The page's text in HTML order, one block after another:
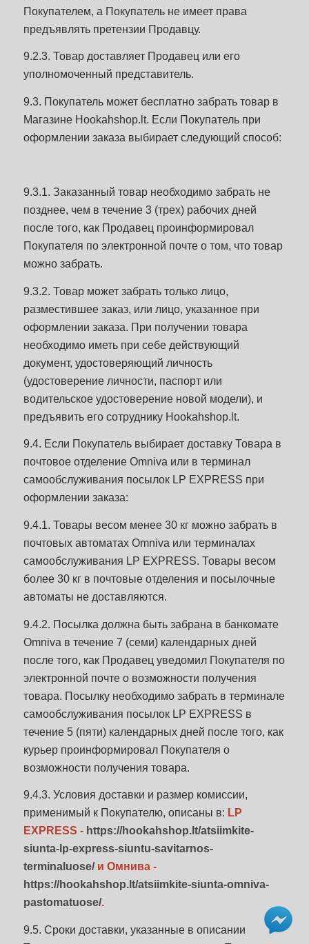
Покупателем, а Покупатель не имеет права
предъявлять претензии Продавцу.
9.2.3. Товар доставляет Продавец или его
уполномоченный представитель.
9.3. Покупатель может бесплатно забрать товар в
Магазине Hookahshop.lt. Если Покупатель при
оформлении заказа выбирает следующий способ:
9.3.1. Заказанный товар необходимо забрать не
позднее, чем в течение 3 (трех) рабочих дней
после того, как Продавец проинформировал
Покупателя по электронной почте о том, что товар
можно забрать.
9.3.2. Товар может забрать только лицо,
разместившее заказ, или лицо, указанное при
оформлении заказа. При получении товара
необходимо иметь при себе действующий
документ, удостоверяющий личность
(удостоверение личности, паспорт или
водительское удостоверение новой модели), и
предъявить его сотруднику Hookahshop.lt.
9.4. Если Покупатель выбирает доставку Товара в
почтовое отделение Omniva или в терминал
самообслуживания посылок LP EXPRESS при
оформлении заказа:
9.4.1. Товары весом менее 30 кг можно забрать в
почтовых автоматах Omniva или терминалах
самообслуживания LP EXPRESS. Товары весом
более 30 кг в почтовые отделения и посылочные
автоматы не доставляются.
9.4.2. Посылка должна быть забрана в банкомате
Omniva в течение 7 (семи) календарных дней
после того, как Продавец уведомил Покупателя по
электронной почте о возможности получения
товара. Посылку необходимо забрать в терминале
самообслуживания посылок LP EXPRESS в
течение 5 (пяти) календарных дней после того, как
курьер проинформировал Покупателя о
возможности получения товара.
9.4.3. Условия доставки и размер комиссии,
применимый к Покупателю, описаны в: LP
EXPRESS - https://hookahshop.lt/atsiimkite-
siunta-lp-express-siuntu-savitarnos-
terminaluose/и Омнива -
https://hookahshop.lt/atsiimkite-siunta-omniva-
pastomatuose/.
9.5. Сроки доставки, указанные в описании